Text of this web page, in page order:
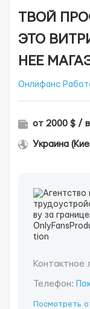
ТВОЙ
ЭТО
НЕЕ
Онлифанс
от 2000 $ /
Украина
Контактное
Телефон:
Посмотреть